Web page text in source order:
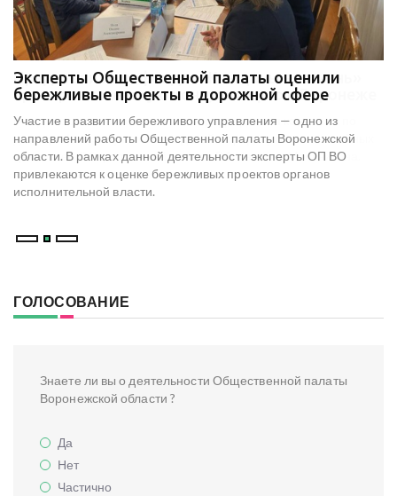
Эксперты Общественной палаты оценили
бережливые проекты в дорожной сфере
Участие в развитии бережливого управления — одно из
направлений работы Общественной палаты Воронежской
области. В рамках данной деятельности эксперты ОП ВО
привлекаются к оценке бережливых проектов органов
исполнительной власти.
ГОЛОСОВАНИЕ
Знаете ли вы о деятельности Общественной палаты
Воронежской области ?
Да
Нет
Частично